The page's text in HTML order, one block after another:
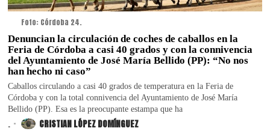
Foto: Córdoba 24.
Denuncian la circulación de coches de caballos en la
Feria de Córdoba a casi 40 grados y con la connivencia
del Ayuntamiento de José María Bellido (PP): “No nos
han hecho ni caso”
Caballos circulando a casi 40 grados de temperatura en la Feria de
Córdoba y con la total connivencia del Ayuntamiento de José María
Bellido (PP). Esa es la preocupante estampa que ha
. CRISTIAN LÓPEZ DOMÍNGUEZ